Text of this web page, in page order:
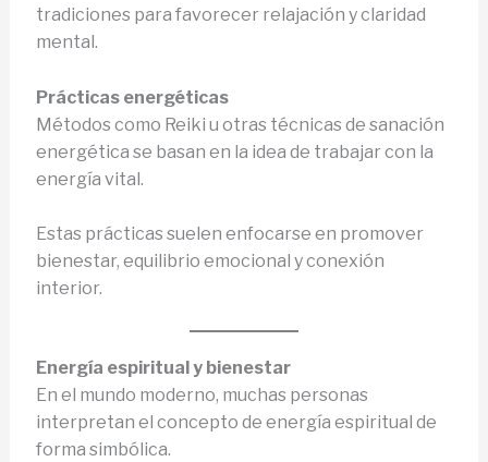
tradiciones para favorecer relajación y claridad
mental.
Prácticas energéticas
Métodos como Reiki u otras técnicas de sanación
energética se basan en la idea de trabajar con la
energía vital.
Estas prácticas suelen enfocarse en promover
bienestar, equilibrio emocional y conexión
interior.
Energía espiritual y bienestar
En el mundo moderno, muchas personas
interpretan el concepto de energía espiritual de
forma simbólica.